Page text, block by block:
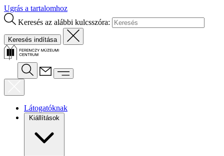
Ugrás a tartalomhoz
Keresés az alábbi kulcsszóra:
Látogatóknak
Kiállítások